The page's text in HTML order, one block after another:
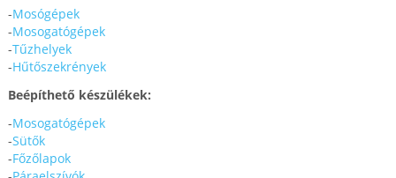
-Mosógépek
-Mosogatógépek
-Tűzhelyek
-Hűtőszekrények
Beépíthető készülékek:
-Mosogatógépek
-Sütők
-Főzőlapok